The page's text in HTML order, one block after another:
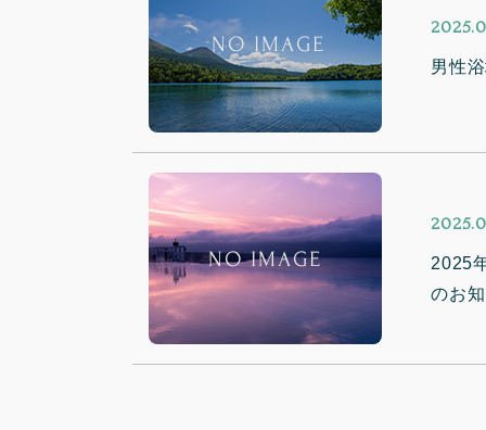
男性
2025
のお